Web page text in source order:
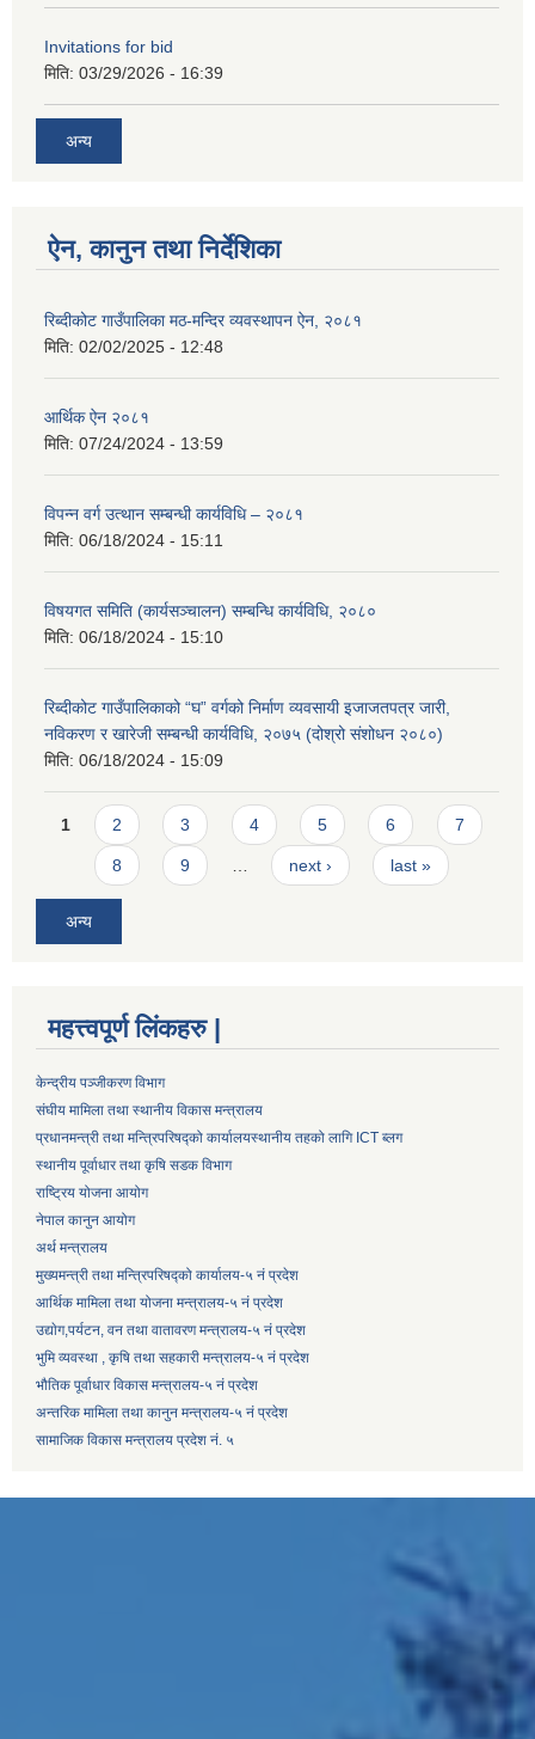
Invitations for bid
मिति: 03/29/2026 - 16:39
अन्य
ऐन, कानुन तथा निर्देशिका
रिब्दीकोट गाउँपालिका मठ-मन्दिर व्यवस्थापन ऐन, २०८१
मिति: 02/02/2025 - 12:48
आर्थिक ऐन २०८१
मिति: 07/24/2024 - 13:59
विपन्न वर्ग उत्थान सम्बन्धी कार्यविधि – २०८१
मिति: 06/18/2024 - 15:11
विषयगत समिति (कार्यसञ्चालन) सम्बन्धि कार्यविधि, २०८०
मिति: 06/18/2024 - 15:10
रिब्दीकोट गाउँपालिकाको “घ” वर्गको निर्माण व्यवसायी इजाजतपत्र जारी,
नविकरण र खारेजी सम्बन्धी कार्यविधि, २०७५ (दोश्रो संशोधन २०८०)
मिति: 06/18/2024 - 15:09
Pages
1 2 3 4 5 6 7
8 9 … next › last »
अन्य
महत्त्वपूर्ण लिंकहरु |
केन्द्रीय पञ्जीकरण विभाग
संघीय मामिला तथा स्थानीय विकास मन्त्रालय
प्रधानमन्त्री तथा मन्त्रिपरिषद्को कार्यालयस्थानीय तहको लागि ICT ब्लग
स्थानीय पूर्वाधार तथा कृषि सडक विभाग
राष्ट्रिय योजना आयोग
नेपाल कानुन आयोग
अर्थ मन्त्रालय
मुख्यमन्त्री तथा मन्त्रिपरिषद्को कार्यालय-५ नं प्रदेश
आर्थिक मामिला तथा योजना मन्त्रालय-५ नं प्रदेश
उद्याेग,पर्यटन, वन तथा वातावरण मन्त्रालय-५ नं प्रदेश
भुमि व्यवस्था , कृषि तथा सहकारी मन्त्रालय-५ नं प्रदेश
भौतिक पूर्वाधार विकास मन्त्रालय-५ नं प्रदेश
अन्तरिक मामिला तथा कानुन मन्त्रालय-५ नं प्रदेश
सामाजिक विकास मन्त्रालय प्रदेश नं. ५